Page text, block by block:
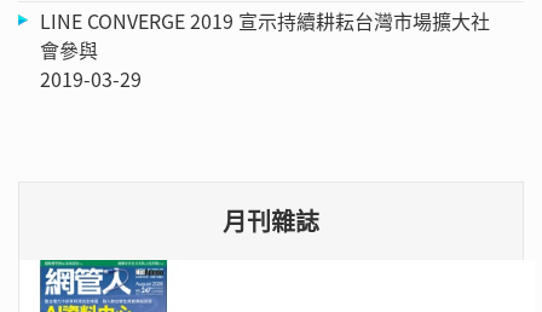
LINE CONVERGE 2019 宣示持續耕耘台灣市場擴大社
會參與
2019-03-29
月刊雜誌